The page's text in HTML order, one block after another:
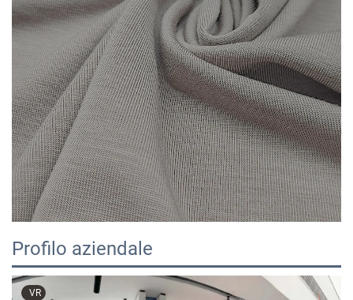
Profilo aziendale
VR